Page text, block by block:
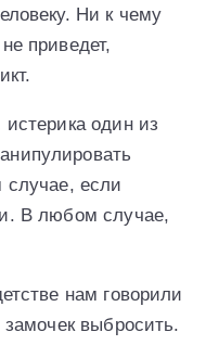
Ни к чему
приведет,
один из
если
В любом случае,
нам говорили
выбросить.